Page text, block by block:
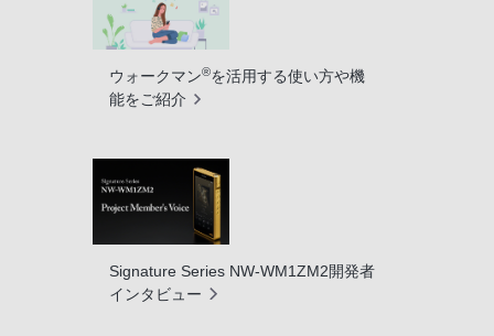
ウォークマン®を活用する使い方や機
能をご紹介
Signature Series NW-WM1ZM2開発者
インタビュー